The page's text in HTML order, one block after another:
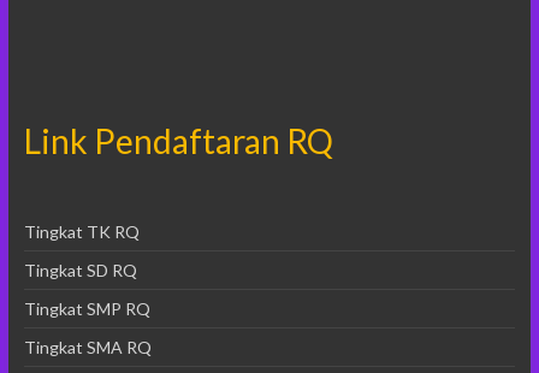
Link Pendaftaran RQ
Tingkat TK RQ
Tingkat SD RQ
Tingkat SMP RQ
Tingkat SMA RQ